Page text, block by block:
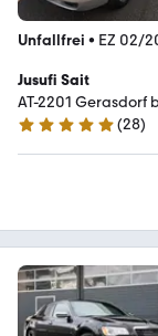
Unfallfrei • EZ 02/
Jusufi Sait
AT-2201 Gerasdorf
5 Sterne
(28)